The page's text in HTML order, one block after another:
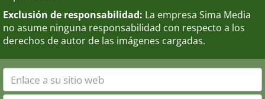
Exclusión de responsabilidad: La empresa Sima Media
no asume ninguna responsabilidad con respecto a los
derechos de autor de las imágenes cargadas.